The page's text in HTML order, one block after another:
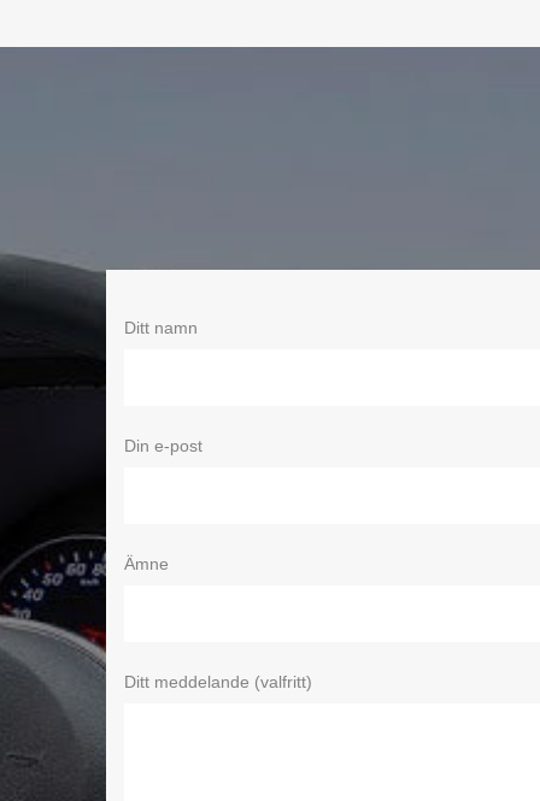
Ditt namn
Din e-post
Ämne
Ditt meddelande (valfritt)